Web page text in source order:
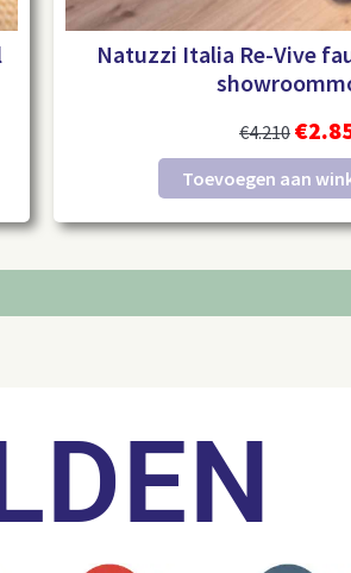
Natuzzi Italia Re-Vive
€4.210 €
Toevoegen aan